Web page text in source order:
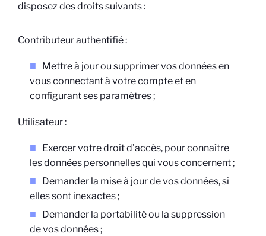
disposez des droits suivants :
Contributeur authentifié :
Mettre à jour ou supprimer vos données en
vous connectant à votre compte et en
configurant ses paramètres ;
Utilisateur :
Exercer votre droit d’accès, pour connaître
les données personnelles qui vous concernent ;
Demander la mise à jour de vos données, si
elles sont inexactes ;
Demander la portabilité ou la suppression
de vos données ;